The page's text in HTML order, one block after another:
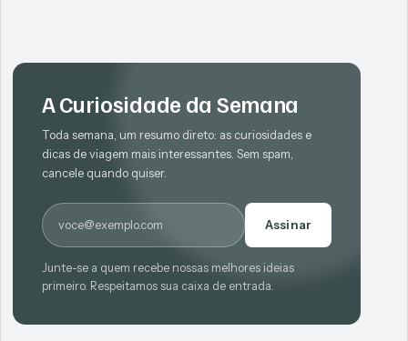
A Curiosidade da Semana
Toda semana, um resumo direto: as curiosidades e
dicas de viagem mais interessantes. Sem spam,
cancele quando quiser.
E-mail
Assinar
Junte-se a quem recebe nossas melhores ideias
primeiro. Respeitamos sua caixa de entrada.